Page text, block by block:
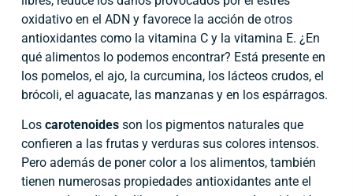
oxidativo en el ADN y favorece la acción de otros
antioxidantes como la vitamina C y la vitamina E. ¿En
qué alimentos lo podemos encontrar? Está presente en
los pomelos, el ajo, la curcumina, los lácteos crudos, el
brócoli, el aguacate, las manzanas y en los espárragos.
Los carotenoidesson los pigmentos naturales que
confieren a las frutas y verduras sus colores intensos.
Pero además de poner color a los alimentos, también
tienen numerosas propiedades antioxidantes ante el